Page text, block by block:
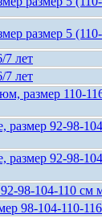
размер 5
7 лет
7 лет
размер 110-
92-98-
92-98-
98-104-110 см
98-104-110-